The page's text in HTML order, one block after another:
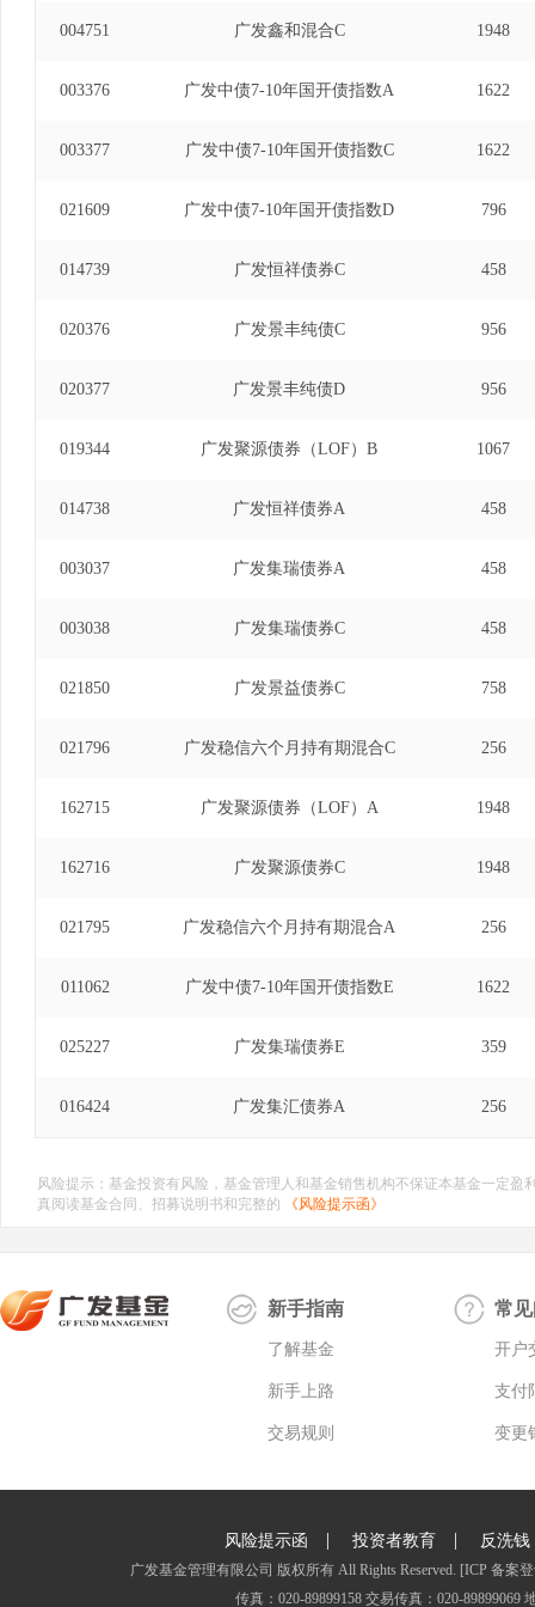
004751 广发鑫和混合C 1948
003376 广发中债7-10年国开债指数A 1622
003377 广发中债7-10年国开债指数C 1622
021609 广发中债7-10年国开债指数D 796
014739 广发恒祥债券C 458
020376 广发景丰纯债C 956
020377 广发景丰纯债D 956
019344 广发聚源债券（LOF）B 1067
014738 广发恒祥债券A 458
003037 广发集瑞债券A 458
003038 广发集瑞债券C 458
021850 广发景益债券C 758
021796 广发稳信六个月持有期混合C 256
162715 广发聚源债券（LOF）A 1948
162716 广发聚源债券C 1948
021795 广发稳信六个月持有期混合A 256
011062 广发中债7-10年国开债指数E 1622
025227 广发集瑞债券E 359
016424 广发集汇债券A 256
风险提示：基金投资有风险，基金管理人和基金销售机构不保证本基金一定
真阅读基金合同、招募说明书和完整的
《风险提示函》
新手指南
了解基金
新手上路
交易规则
常
开户
支付
变更
风险提示函 | 投资者教育 | 反洗钱
广发基金管理有限公司 版权所有 All Rights Reserved. [ICP 备案
传真：020-89899158 交易传真：020-